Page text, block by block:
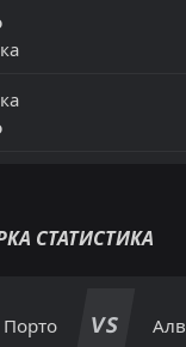
СТАТИСТИКА
Порто VS